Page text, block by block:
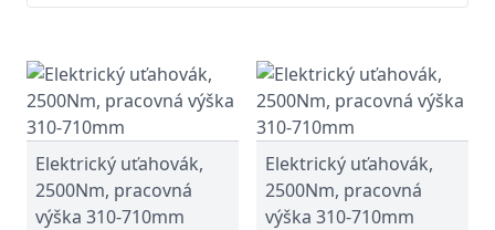
Elektrický uťahovák,
2500Nm, pracovná
výška 310-710mm
Elektrický uťahovák,
2500Nm, pracovná
výška 310-710mm